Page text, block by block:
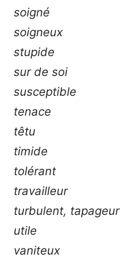
soigné
soigneux
stupide
sur de soi
susceptible
tenace
têtu
timide
tolérant
travailleur
turbulent, tapageur
utile
vaniteux